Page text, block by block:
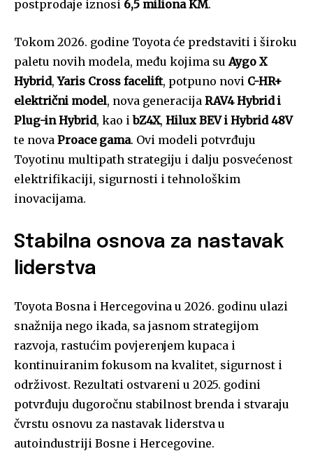
postprodaje iznosi 6,5 miliona KM.
Tokom 2026. godine Toyota će predstaviti i široku
paletu novih modela, među kojima su Aygo X
Hybrid,Yaris Cross facelift, potpuno novi C-HR+
električni model, nova generacija RAV4 Hybrid i
Plug-in Hybrid, kao ibZ4X, Hilux BEV i Hybrid 48V
te nova Proace gama. Ovi modeli potvrđuju
Toyotinu multipath strategiju i dalju posvećenost
elektrifikaciji, sigurnosti i tehnološkim
inovacijama.
Stabilna osnova za nastavak
liderstva
Toyota Bosna i Hercegovina u 2026. godinu ulazi
snažnija nego ikada, sa jasnom strategijom
razvoja, rastućim povjerenjem kupaca i
kontinuiranim fokusom na kvalitet, sigurnost i
održivost. Rezultati ostvareni u 2025. godini
potvrđuju dugoročnu stabilnost brenda i stvaraju
čvrstu osnovu za nastavak liderstva u
autoindustriji Bosne i Hercegovine.